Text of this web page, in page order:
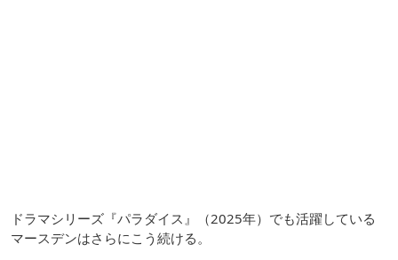
ドラマシリーズ『パラダイス』（2025年）でも活躍している
マースデンはさらにこう続ける。